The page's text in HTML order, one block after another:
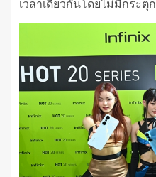
เวลาเดียวกันโดยไม่มีกระตุก